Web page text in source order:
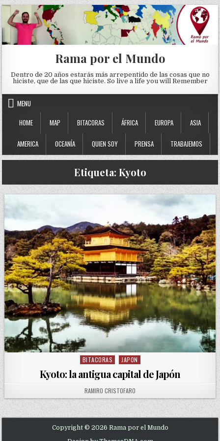
Skip to content
Rama por el Mundo
Dentro de 20 años estarás más arrepentido de las cosas que no
hiciste, que de las que hiciste. So live a life you will Remember
MENU
HOME
MAP BITACORAS ÁFRICA EUROPA ASIA
AMERICA OCEANÍA QUIEN SOY PRENSA TRABAJEMOS
Etiqueta: Kyoto
Posted in
BITACORAS JAPON
Kyoto: la antigua capital de Japón
AUTHOR:
RAMIRO CRISTOFARO
Copyright © 2026 Rama por el Mundo